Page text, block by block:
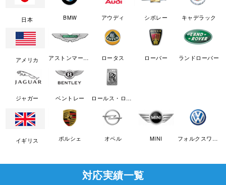
日本 BMW アウディ シボレー キャデラック
アメリカ アストンマーチン ロータス ローバー ランドローバー
ジャガー ベントレー ロールス・ロイス
イギリス ポルシェ オペル MINI フォルクスワーゲン
対応実績一覧